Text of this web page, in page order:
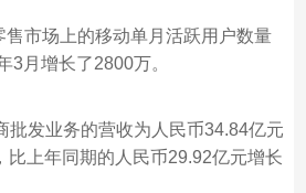
市场上的移动单月活跃用户数量
3月增长了2800万。
批发业务的营收为人民币34.84亿元
比上年同期的人民币29.92亿元增长